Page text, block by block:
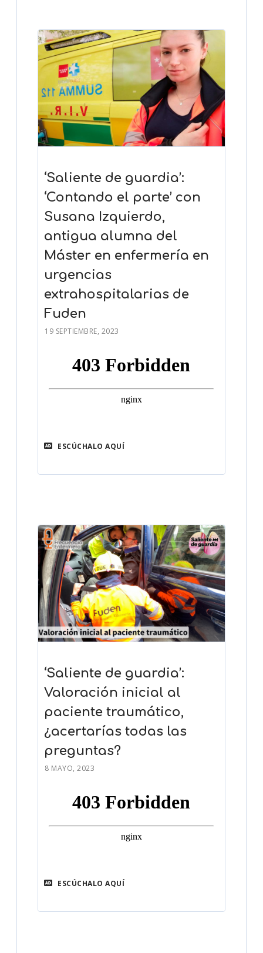
‘Saliente de guardia’:
‘Contando el parte’ con
Susana Izquierdo,
antigua alumna del
Máster en enfermería en
urgencias
extrahospitalarias de
Fuden
19 SEPTIEMBRE, 2023
ESCÚCHALO AQUÍ
‘Saliente de guardia’:
Valoración inicial al
paciente traumático,
¿acertarías todas las
preguntas?
8 MAYO, 2023
ESCÚCHALO AQUÍ